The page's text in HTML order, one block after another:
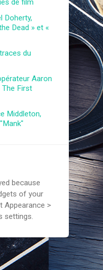
de film
Doherty,
Dead » et «
du
Aaron
The First
Middleton,
because
of your
Appearance >
settings.